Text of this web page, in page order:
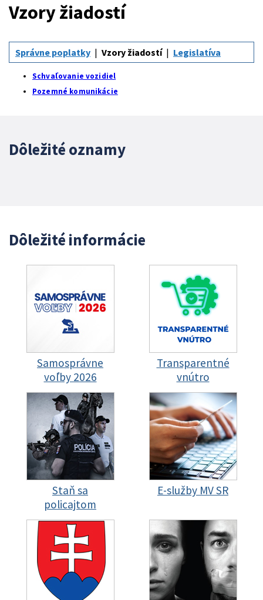
Vzory žiadostí
Správne poplatky Vzory žiadostí Legislatíva
Schvaľovanie vozidiel
Pozemné komunikácie
Dôležité oznamy
Dôležité informácie
Samosprávne
voľby 2026
Transparentné
vnútro
Staň sa
policajtom
E-služby MV SR